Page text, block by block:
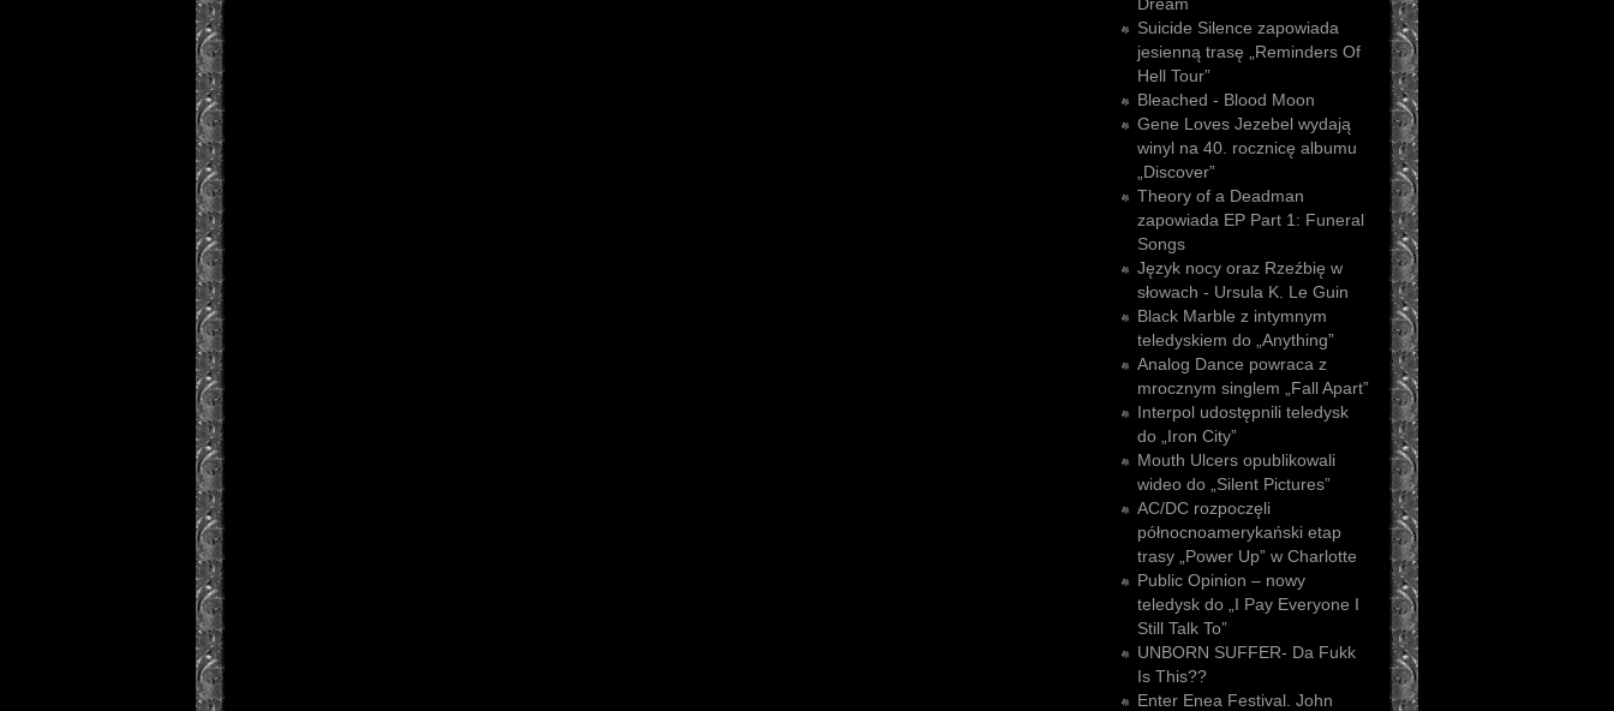
Suicide Silence zapowiada
jesienną trasę „Reminders Of
Hell Tour”
Bleached - Blood Moon
Gene Loves Jezebel wydają
winyl na 40. rocznicę albumu
„Discover”
Theory of a Deadman
zapowiada EP Part 1: Funeral
Songs
Język nocy oraz Rzeźbię w
słowach - Ursula K. Le Guin
Black Marble z intymnym
teledyskiem do „Anything”
Analog Dance powraca z
mrocznym singlem „Fall Apart”
Interpol udostępnili teledysk
do „Iron City”
Mouth Ulcers opublikowali
wideo do „Silent Pictures”
AC/DC rozpoczęli
północnoamerykański etap
trasy „Power Up” w Charlotte
Public Opinion – nowy
teledysk do „I Pay Everyone I
Still Talk To”
UNBORN SUFFER- Da Fukk
Is This??
Enter Enea Festival. John